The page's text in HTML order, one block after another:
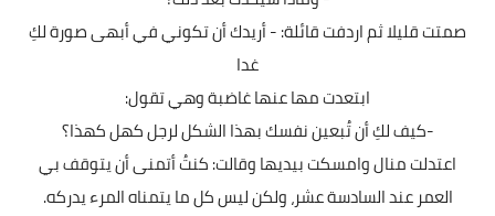
صمتت قليلا ثم اردفت قائلة: - أريدك أن تكوني في أبهى صورة لكِ
غدا
ابتعدت مها عنها غاضبة وهي تقول:
-كيف لكِ أن تُبعين نفسك بهذا الشكل لرجل كهل كهذا؟
اعتدلت منال وامسكت بيديها وقالت: كنتُ أتمنى أن يتوقف بي
العمر عند السادسة عشر، ولكن ليس كل ما يتمناه المرء يدركه.